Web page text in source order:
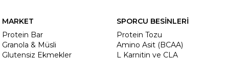
MARKET
Protein Bar
Granola & Müsli
Glutensiz Ekmekler
SPORCU BESİNLERİ
Protein Tozu
Amino Asit (BCAA)
L Karnitin ve CLA